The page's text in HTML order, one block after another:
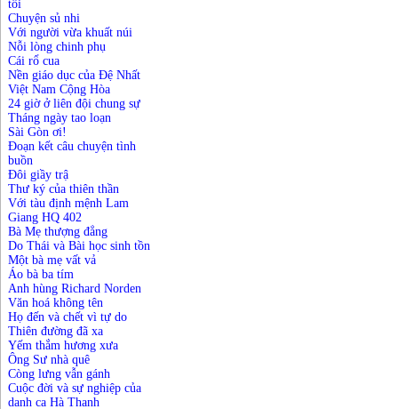
tôi
Chuyện sủ nhi
Với người vừa khuất núi
Nỗi lòng chinh phụ
Cái rổ cua
Nền giáo dục của Đệ Nhất
Việt Nam Cộng Hòa
24 giờ ở liên đội chung sự
Tháng ngày tao loạn
Sài Gòn ơi!
Đoạn kết câu chuyện tình
buồn
Đôi giầy trậ
Thư ký của thiên thần
Với tàu định mệnh Lam
Giang HQ 402
Bà Mẹ thượng đẳng
Do Thái và Bài học sinh tồn
Một bà mẹ vất vả
Áo bà ba tím
Anh hùng Richard Norden
Văn hoá không tên
Họ đến và chết vì tự do
Thiên đường đã xa
Yếm thắm hương xưa
Ông Sư nhà quê
Còng lưng vẫn gánh
Cuộc đời và sự nghiệp của
danh ca Hà Thanh